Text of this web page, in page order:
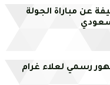
عن مباراة الجولة
رسمي لعلاء غرام